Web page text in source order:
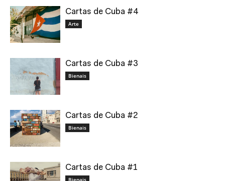
Cartas de Cuba #4
Arte
Cartas de Cuba #3
Bienais
Cartas de Cuba #2
Bienais
Cartas de Cuba #1
Bienais